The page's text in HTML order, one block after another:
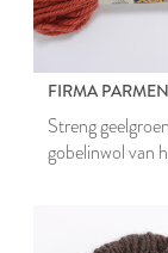
FIRMA
Streng
gobelinwol van